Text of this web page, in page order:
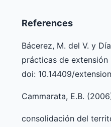
References
Bácerez, M. del V. y
prácticas de extensión
doi: 10.14409/
Cammarata, E.B.
consolidación del